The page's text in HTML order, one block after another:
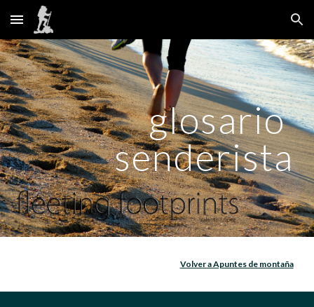
Skip to main content Skip to navigation
glosario
senderista
Volver a Apuntes de montaña